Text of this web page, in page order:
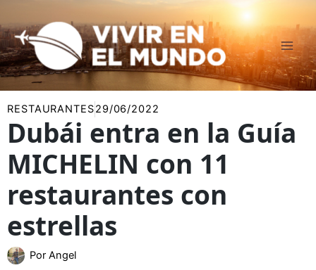
al
contenido
RESTAURANTES29/06/2022
Dubái entra en la Guía
MICHELIN con 11
restaurantes con
estrellas
Por Angel